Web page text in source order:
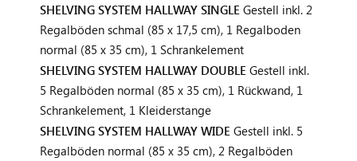
SHELVING SYSTEM HALLWAY SINGLE Gestell inkl. 2
Regalböden schmal (85 x 17,5 cm), 1 Regalboden
normal (85 x 35 cm), 1 Schrankelement
SHELVING SYSTEM HALLWAY DOUBLE Gestell inkl.
5 Regalböden normal (85 x 35 cm), 1 Rückwand, 1
Schrankelement, 1 Kleiderstange
SHELVING SYSTEM HALLWAY WIDE Gestell inkl. 5
Regalböden normal (85 x 35 cm), 2 Regalböden